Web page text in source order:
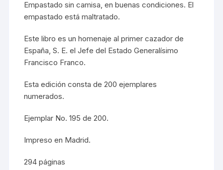
Empastado sin camisa, en buenas condiciones. El
empastado está maltratado.
Este libro es un homenaje al primer cazador de
España, S. E. el Jefe del Estado Generalísimo
Francisco Franco.
Esta edición consta de 200 ejemplares
numerados.
Ejemplar No. 195 de 200.
Impreso en Madrid.
294 páginas